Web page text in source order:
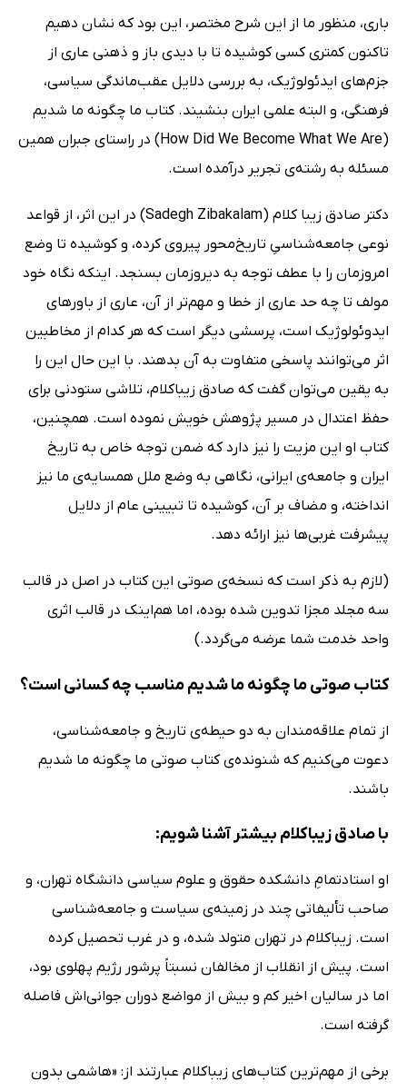
باری، منظور ما از این شرح مختصر، این بود که نشان دهیم
تاکنون کمتری کسی کوشیده تا با دیدی باز و ذهنی عاری از
جزم‌های ایدئولوژیک، به بررسی دلایل عقب‌ماندگی سیاسی،
فرهنگی، و البته علمی ایران بنشیند. کتاب ما چگونه ما شدیم
(How Did We Become What We Are) در راستای جبران همین
مسئله به رشته‌ی تجریر درآمده است.
دکتر صادق زیبا کلام (Sadegh Zibakalam) در این اثر، از قواعد
نوعی جامعه‌شناسیِ تاریخ‌محور پیروی کرده، و کوشیده تا وضع
امروزمان را با عطف توجه به دیروزمان بسنجد. اینکه نگاه خود
مولف تا چه حد عاری از خطا و مهم‌تر از آن، عاری از باورهای
ایدوئولوژیک است، پرسشی دیگر است که هر کدام از مخاطبین
اثر می‌توانند پاسخی متفاوت به آن بدهند. با این حال این را
به یقین می‌توان گفت که صادق زیباکلام، تلاشی ستودنی برای
حفظ اعتدال در مسیر پژوهش خویش نموده است. همچنین،
کتاب او این مزیت را نیز دارد که ضمن توجه خاص به تاریخ
ایران و جامعه‌ی ایرانی، نگاهی به وضع ملل همسایه‌ی ما نیز
انداخته، و مضاف بر آن، کوشیده تا تبیینی عام از دلایل
پیشرفت غربی‌ها نیز ارائه دهد.
(لازم به ذکر است که نسخه‌ی صوتی این کتاب در اصل در قالب
سه مجلد مجزا تدوین شده بوده، اما هم‌اینک در قالب اثری
واحد خدمت شما عرضه می‌گردد.)
کتاب صوتی ما چگونه ما شدیم مناسب چه کسانی است؟
از تمام علاقه‌مندان به دو حیطه‌ی تاریخ و جامعه‌شناسی،
دعوت می‌کنیم که شنونده‌ی کتاب صوتی ما چگونه ما شدیم
باشند.
با صادق زیباکلام بیشتر آشنا شویم:
او استادتمامِ دانشکده حقوق و علوم سیاسی دانشگاه تهران، و
صاحب تألیفاتی چند در زمینه‌ی سیاست و جامعه‌شناسی
است. زیباکلام در تهران متولد شده، و در غرب تحصیل کرده
است. پیش از انقلاب از مخالفان نسبتاً پرشور رژیم پهلوی بود،
اما در سالیان اخیر کم و بیش از مواضع دوران جوانی‌اش فاصله
گرفته است.
برخی از مهم‌ترین کتاب‌های زیباکلام عبارتند از: «هاشمی بدون